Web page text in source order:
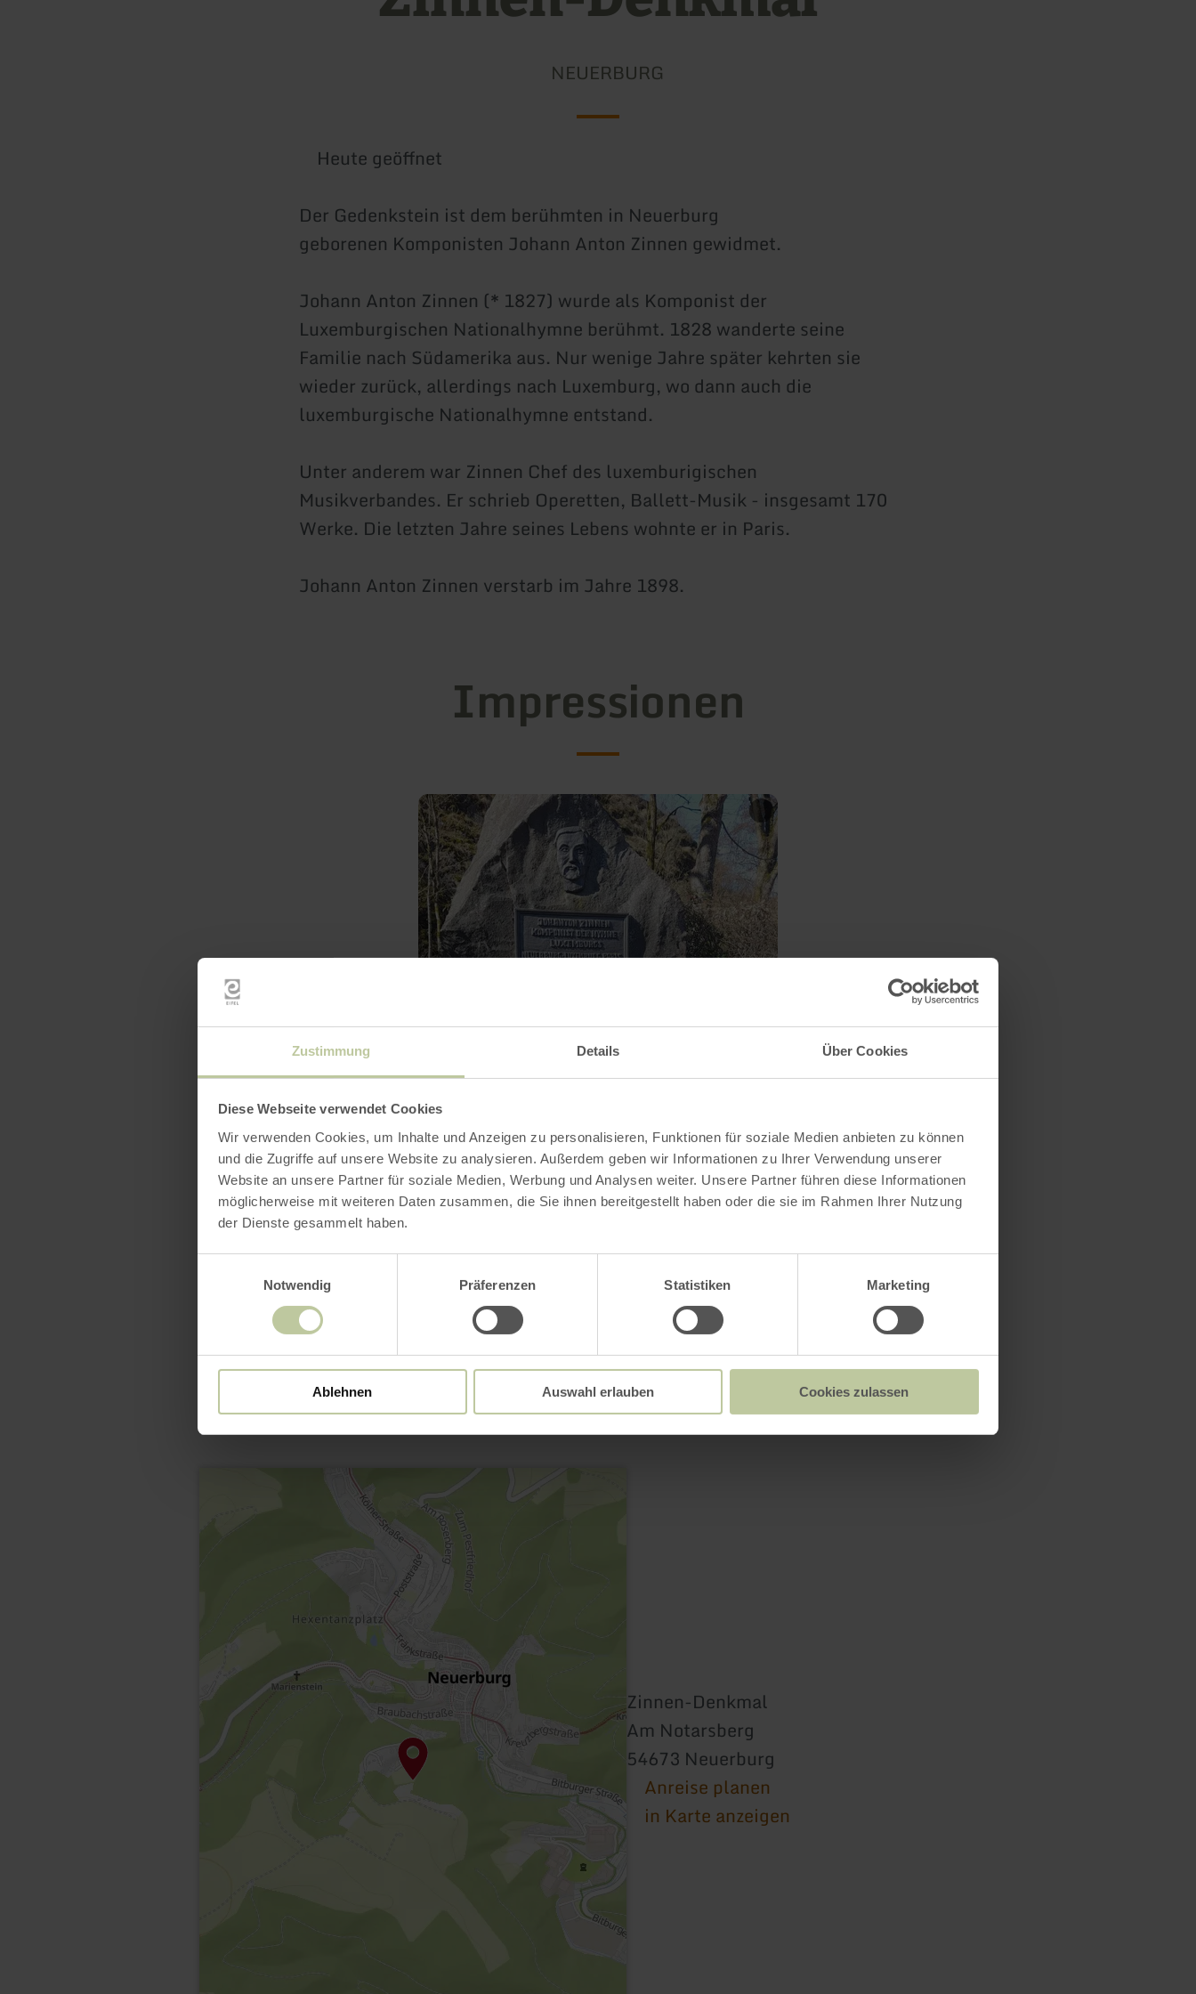
Zustimmung Details Über Cookies
Diese Webseite verwendet Cookies
Wir verwenden Cookies, um Inhalte und Anzeigen zu personalisieren, Funktionen für soziale Medien anbieten zu können
und die Zugriffe auf unsere Website zu analysieren. Außerdem geben wir Informationen zu Ihrer Verwendung unserer
Website an unsere Partner für soziale Medien, Werbung und Analysen weiter. Unsere Partner führen diese Informationen
möglicherweise mit weiteren Daten zusammen, die Sie ihnen bereitgestellt haben oder die sie im Rahmen Ihrer Nutzung
der Dienste gesammelt haben.
Notwendig
Präferenzen Statistiken Marketing
Ablehnen Auswahl erlauben Cookies zulassen
NEUERBURG
Heute geöffnet
Der Gedenkstein ist dem berühmten in Neuerburg
geborenen Komponisten Johann Anton Zinnen gewidmet.
Johann Anton Zinnen (* 1827) wurde als Komponist der
Luxemburgischen Nationalhymne berühmt. 1828 wanderte seine
Familie nach Südamerika aus. Nur wenige Jahre später kehrten sie
wieder zurück, allerdings nach Luxemburg, wo dann auch die
luxemburgische Nationalhymne entstand.
Unter anderem war Zinnen Chef des luxemburigischen
Musikverbandes. Er schrieb Operetten, Ballett-Musik - insgesamt 170
Werke. Die letzten Jahre seines Lebens wohnte er in Paris.
Johann Anton Zinnen verstarb im Jahre 1898.
Impressionen
Kontakt
Zinnen-Denkmal
Am Notarsberg
54673 Neuerburg
Anreise planen
in Karte anzeigen